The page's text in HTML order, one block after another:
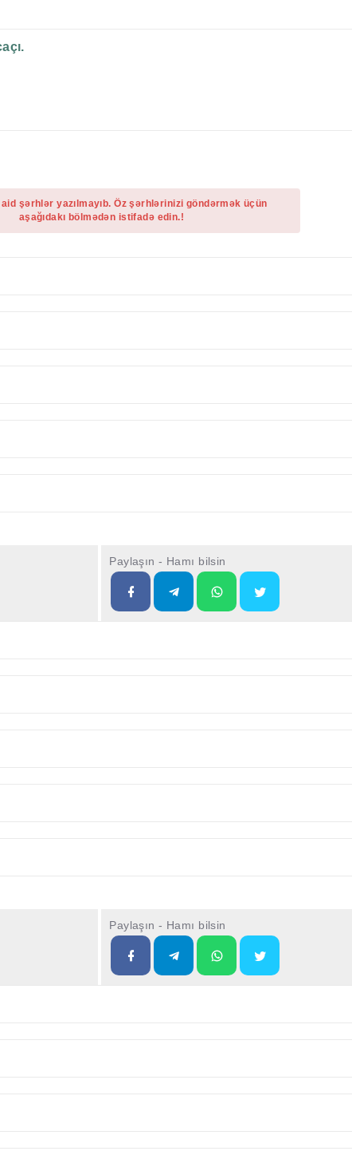
şərhlər yazılmayıb. Öz şərhlərinizi göndərmək üçün
aşağıdakı bölmədən istifadə edin.!
Paylaşın - Hamı bilsin
Paylaşın - Hamı bilsin